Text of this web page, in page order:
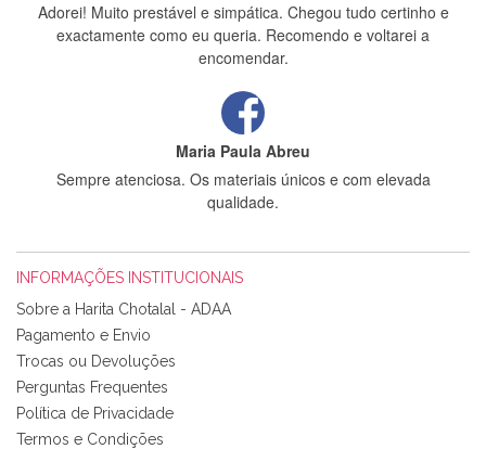
Adorei! Muito prestável e simpática. Chegou tudo certinho e
exactamente como eu queria. Recomendo e voltarei a
encomendar.
Maria Paula Abreu
Sempre atenciosa. Os materiais únicos e com elevada
qualidade.
Tudo chegou em condições, pois os produtos vieram muito
bem acondicionados. Estou plenamente satisfeita com os
produtos adquiridos. Relativamente à bolsa, tem um tecido
com um padrão e cores muito bonitas e a execução está
perfeitíssima. Futuramente penso voltar a comprar na vossa
loja, têm excelentes artigos a um preço muito justo. A
INFORMAÇÕES INSTITUCIONAIS
Sobre a Harita Chotalal - ADAA
Pagamento e Envio
Trocas ou Devoluções
Perguntas Frequentes
Política de Privacidade
Termos e Condições